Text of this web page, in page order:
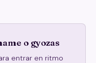
o gyozas
entrar en ritmo